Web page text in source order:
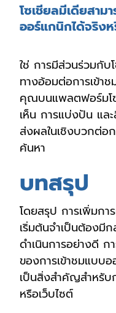
โซเชียลมีเดียสา
ออร์แกนิกได้จริง
ใช่ การมีส่วนร่วมกับ
ทางอ้อมต่อการเข้า
คุณบนแพลตฟอร์มโซ
เห็น การแบ่งปัน แ
ส่งผลในเชิงบวกต่อ
ค้นหา
บทสรุป
โดยสรุป การเพิ่มก
เริ่มต้นจำเป็นต้องมี
ดำเนินการอย่างดี ก
ของการเข้าชมแบบอ
เป็นสิ่งสำคัญสำหรับ
หรือเว็บไซต์